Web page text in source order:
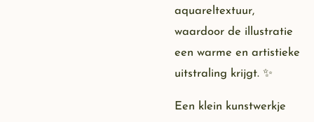
aquareltextuur,
waardoor de illustratie
een warme en artistieke
uitstraling krijgt. ✨
Een klein kunstwerkje